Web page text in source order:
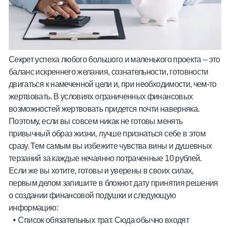
Секрет успеха любого большого и маленького проекта – это
баланс искреннего желания, сознательности, готовности
двигаться к намеченной цели и, при необходимости, чем-то
жертвовать. В условиях ограниченных финансовых
возможностей жертвовать придется почти наверняка.
Поэтому, если вы совсем никак не готовы менять
привычный образ жизни, лучше признаться себе в этом
сразу. Тем самым вы избежите чувства вины и душевных
терзаний за каждые нечаянно потраченные 10 рублей.
Если же вы хотите, готовы и уверены в своих силах,
первым делом запишите в блокнот дату принятия решения
о создании финансовой подушки и следующую
информацию:
Список обязательных трат. Сюда обычно входят